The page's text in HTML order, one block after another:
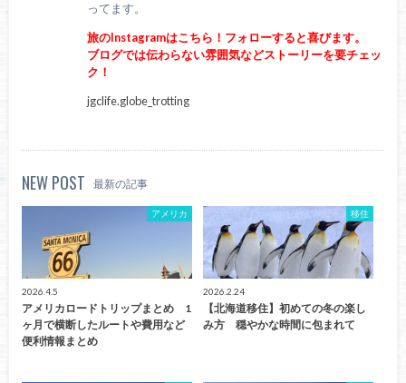
ってます。
旅のInstagramはこちら！フォローすると喜びます。
ブログでは伝わらない雰囲気などストーリーを要チェッ
ク！
jgclife.globe_trotting
NEW POST 最新の記事
アメリカ
2026.4.5
アメリカロードトリップまとめ 1
ヶ月で横断したルートや費用など
便利情報まとめ
移住
2026.2.24
【北海道移住】初めての冬の楽し
み方 穏やかな時間に包まれて